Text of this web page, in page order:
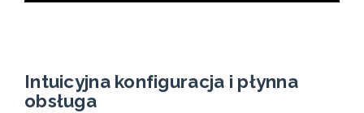
Intuicyjna konfiguracja i płynna
obsługa